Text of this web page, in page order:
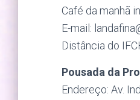
Café da manhã
E-mail:
Distância do
Pousada da
Endereço: Av.